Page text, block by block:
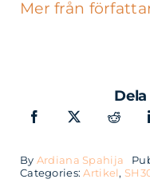
Mer från
By Ardiana Spahija
Categories:Artikel,